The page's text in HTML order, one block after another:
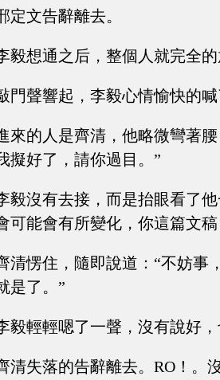
定文告辭離去。
毅想通之后，整個人就完全
門聲響起，李毅心情愉快的
來的人是齊清，他略微彎著
擬好了，請你過目。”
毅沒有去接，而是抬眼看了
可能會有所變化，你這篇文
清愣住，隨即說道：“不妨事
是了。”
毅輕輕嗯了一聲，沒有說好
清失落的告辭離去。RO！。